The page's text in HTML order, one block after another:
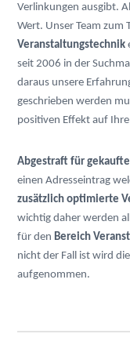
Verlinkungen ausgibt.
Wert. Unser Team zum
Veranstaltungstechnik
seit 2006 in der
daraus unsere
geschrieben werden
positiven Effekt auf
Abgestraft für
einen Adresseintrag
zusätzlich optimierte
wichtig daher werden
für den Bereich
nicht der Fall ist wird
aufgenommen.